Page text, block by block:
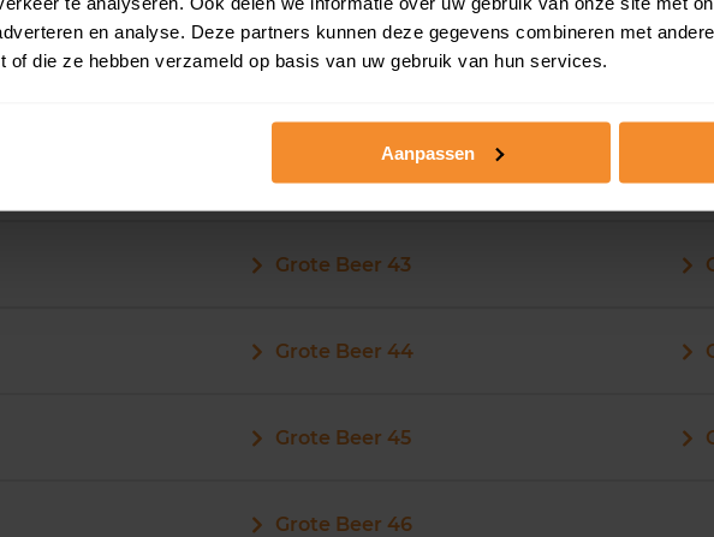
en analyse. Deze partners kunnen deze gegevens combineren met
of die ze hebben verzameld op basis van uw gebruik van hun services.
Aanpassen
Grote Beer 36
Grote Beer 43
Grote Beer 44
Grote Beer 45
Grote Beer 46